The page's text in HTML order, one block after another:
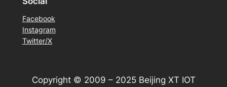
Facebook
Instagram
Twitter/X
Copyright © 2009 – 2025 Beijing XT IOT